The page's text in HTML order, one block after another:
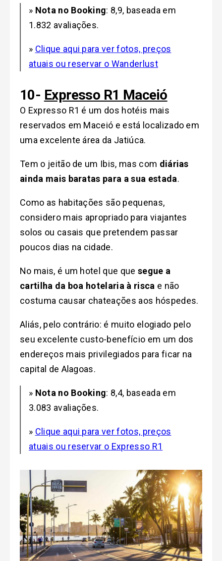
» Nota no Booking: 8,9, baseada em
1.832 avaliações.
» Clique aqui para ver fotos, preços
atuais ou reservar o Wanderlust
10- Expresso R1 Maceió
O Expresso R1 é um dos hotéis mais
reservados em Maceió e está localizado em
uma excelente área da Jatiúca.
Tem o jeitão de um Ibis, mas com diárias
ainda mais baratas para a sua estada.
Como as habitações são pequenas,
considero mais apropriado para viajantes
solos ou casais que pretendem passar
poucos dias na cidade.
No mais, é um hotel que que segue a
cartilha da boa hotelaria à risca e não
costuma causar chateações aos hóspedes.
Aliás, pelo contrário: é muito elogiado pelo
seu excelente custo-benefício em um dos
endereços mais privilegiados para ficar na
capital de Alagoas.
» Nota no Booking: 8,4, baseada em
3.083 avaliações.
» Clique aqui para ver fotos, preços
atuais ou reservar o Expresso R1